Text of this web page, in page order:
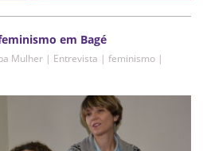
em Bagé
Mulher | Entrevista | feminismo |